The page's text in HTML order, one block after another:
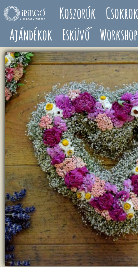
Ugrás a tartalomra Koszorúk Csokrok
Ajándékok Esküvő Workshop